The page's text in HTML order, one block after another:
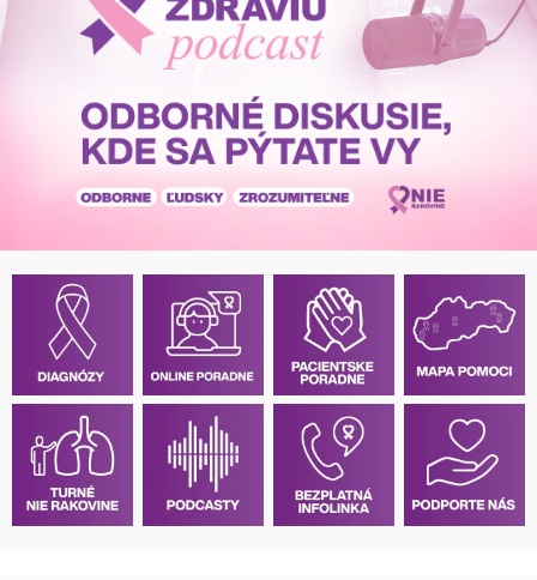
Pacientske
príručky
pomoci
Klinické
Podcasty
hrubého
čreva
Rakovina
pankreasu
Rakovina
a